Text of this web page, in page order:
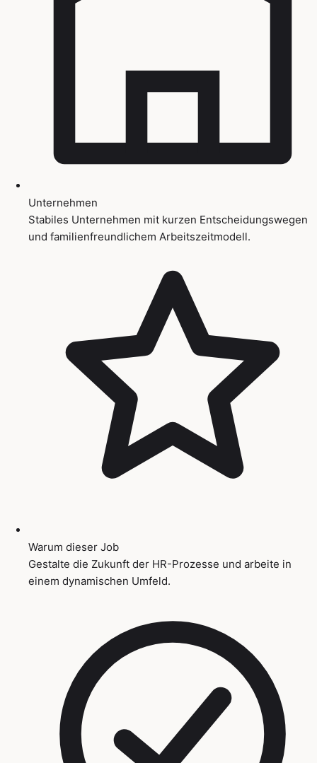
Unternehmen
Stabiles Unternehmen mit kurzen Entscheidungswegen
und familienfreundlichem Arbeitszeitmodell.
Warum dieser Job
Gestalte die Zukunft der HR-Prozesse und arbeite in
einem dynamischen Umfeld.